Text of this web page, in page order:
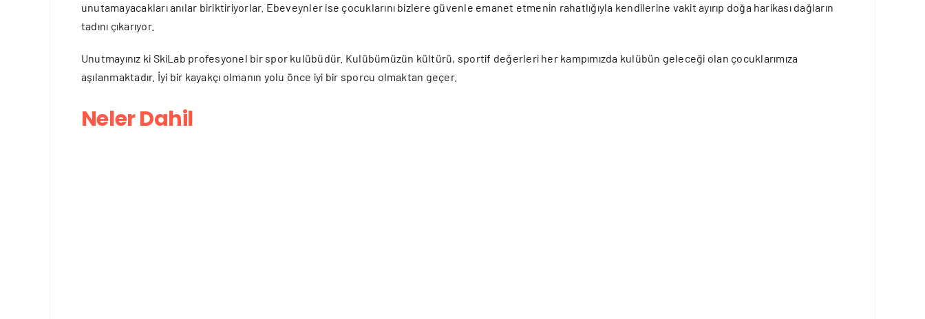
unutamayacakları anılar biriktiriyorlar. Ebeveynler ise çocuklarını bizlere güvenle emanet etmenin rahatlığıyla kendilerine vakit ayırıp doğa harikası dağların
tadını çıkarıyor.
Unutmayınız ki SkiLab profesyonel bir spor kulübüdür. Kulübümüzün kültürü, sportif değerleri her kampımızda kulübün geleceği olan çocuklarımıza
aşılanmaktadır. İyi bir kayakçı olmanın yolu önce iyi bir sporcu olmaktan geçer.
Neler Dahil